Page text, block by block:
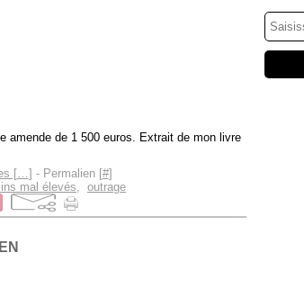
amende de 1 500 euros. Extrait de mon livre
[…] - Permalien [#]
mal élevés, outrage